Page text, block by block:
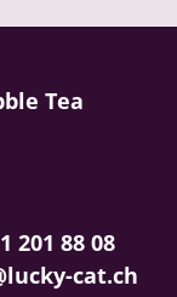
Tea
201 88 08
cat.ch